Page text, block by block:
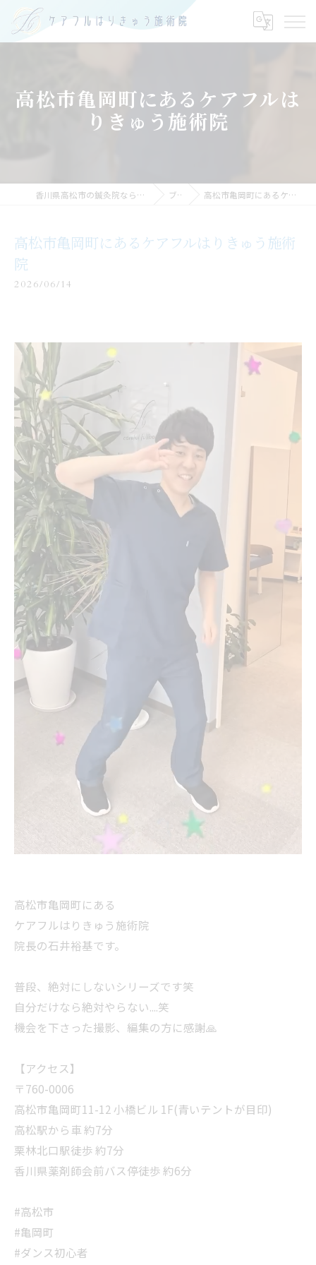
高松市亀岡町にあるケアフルは
りきゅう施術院
香川県高松市の鍼灸院ならケアフルはりきゅう施術院 ブログ 高松市亀岡町にあるケアフルはりきゅう施術院
高松市亀岡町にあるケアフルはりきゅう施術
院
2026/06/14
高松市亀岡町にある
ケアフルはりきゅう施術院
院長の石井裕基です。
普段、絶対にしないシリーズです笑
自分だけなら絶対やらない....笑
機会を下さった撮影、編集の方に感謝🙏
【アクセス】
〒760-0006
高松市亀岡町11-12 小橋ビル 1F(青いテントが目印)
高松駅から車 約7分
栗林北口駅徒歩 約7分
香川県薬剤師会前バス停徒歩 約6分
#高松市
#亀岡町
#ダンス初心者